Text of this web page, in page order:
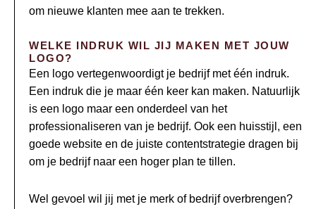
om nieuwe klanten mee aan te trekken.
WELKE INDRUK WIL JIJ MAKEN MET JOUW
LOGO?
Een logo vertegenwoordigt je bedrijf met één indruk.
Een indruk die je maar één keer kan maken. Natuurlijk
is een logo maar een onderdeel van het
professionaliseren van je bedrijf. Ook een huisstijl, een
goede website en de juiste contentstrategie dragen bij
om je bedrijf naar een hoger plan te tillen.
Wel gevoel wil jij met je merk of bedrijf overbrengen?